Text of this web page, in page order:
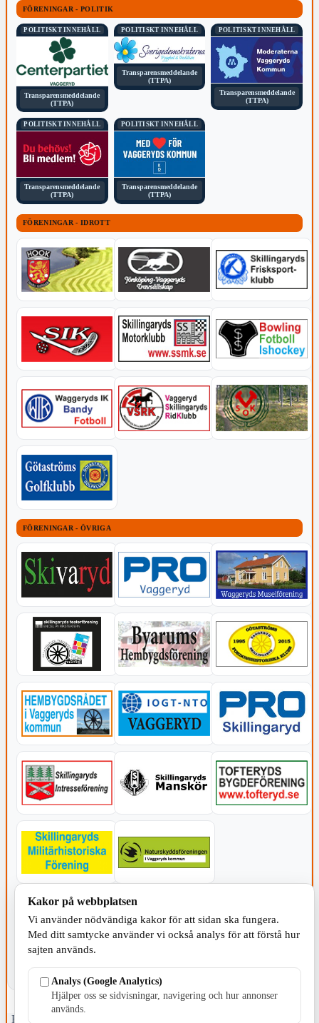
FÖRENINGAR - POLITIK
POLITISKT INNEHÅLL
Transparensmeddelande
(TTPA)
POLITISKT INNEHÅLL
Transparensmeddelande
(TTPA)
POLITISKT INNEHÅLL
Transparensmeddelande
(TTPA)
POLITISKT INNEHÅLL
Transparensmeddelande
(TTPA)
POLITISKT INNEHÅLL
Transparensmeddelande
(TTPA)
FÖRENINGAR - IDROTT
FÖRENINGAR - ÖVRIGA
KOMMUNEN
Fristående webbtidningsföretag grundat 1991 som sedan 2002 ger
Kakor på webbplatsen
Vi använder nödvändiga kakor för att sidan ska fungera.
Med ditt samtycke använder vi också analys för att förstå hur
sajten används.
Analys (Google Analytics)
Hjälper oss se sidvisningar, navigering och hur annonser
används.